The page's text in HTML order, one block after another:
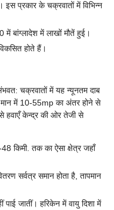
इस प्रकार के चक्रवातों में विभिन्न
बांग्लादेश में लाखों मौतें हुई।
होते हैं।
चक्रवातों में यह न्यूनतम दाब
मान में 10-55mp का अंतर होने से
हवाएँ केन्द्र की ओर तेजी से
किमी. तक का ऐसा क्षेत्र जहाँ
सर्वत्र समान होता है, तापमान
पाई जातीं। हरिकेन में वायु दिशा में